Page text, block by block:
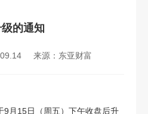
的通知
来源：东亚财富
15日（周五）下午收盘后升